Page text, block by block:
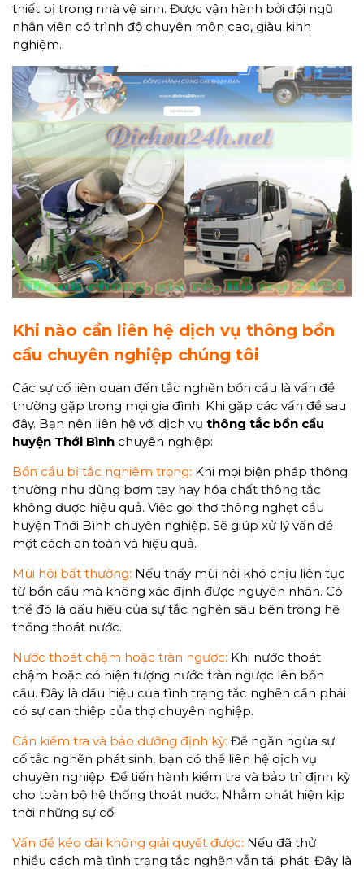
thiết bị trong nhà vệ sinh. Được vận hành bởi đội ngũ
nhân viên có trình độ chuyên môn cao, giàu kinh
nghiệm.
Khi nào cần liên hệ dịch vụ thông bồn
cầu chuyên nghiệp chúng tôi
Các sự cố liên quan đến tắc nghẽn bồn cầu là vấn đề
thường gặp trong mọi gia đình. Khi gặp các vấn đề sau
đây. Bạn nên liên hệ với dịch vụ thông tắc bồn cầu
huyện Thới Bình chuyên nghiệp:
Bồn cầu bị tắc nghiêm trọng: Khi mọi biện pháp thông
thường như dùng bơm tay hay hóa chất thông tắc
không được hiệu quả. Việc gọi thợ thông nghẹt cầu
huyện Thới Bình chuyên nghiệp. Sẽ giúp xử lý vấn đề
một cách an toàn và hiệu quả.
Mùi hôi bất thường: Nếu thấy mùi hôi khó chịu liên tục
từ bồn cầu mà không xác định được nguyên nhân. Có
thể đó là dấu hiệu của sự tắc nghẽn sâu bên trong hệ
thống thoát nước.
Nước thoát chậm hoặc tràn ngược: Khi nước thoát
chậm hoặc có hiện tượng nước tràn ngược lên bồn
cầu. Đây là dấu hiệu của tình trạng tắc nghẽn cần phải
có sự can thiệp của thợ chuyên nghiệp.
Cần kiểm tra và bảo dưỡng định kỳ: Để ngăn ngừa sự
cố tắc nghẽn phát sinh, bạn có thể liên hệ dịch vụ
chuyên nghiệp. Để tiến hành kiểm tra và bảo trì định kỳ
cho toàn bộ hệ thống thoát nước. Nhằm phát hiện kịp
thời những sự cố.
Vấn đề kéo dài không giải quyết được: Nếu đã thử
nhiều cách mà tình trạng tắc nghẽn vẫn tái phát. Đây là